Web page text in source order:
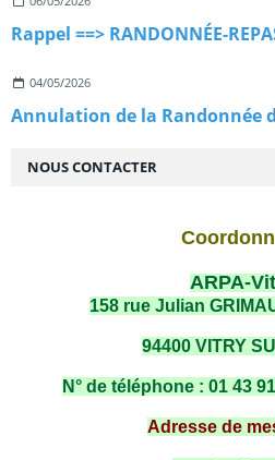
Rappel ==> RANDONNÉE-
04/05/2026
NOUS CONTACTER
ARPA-
158 rue Julian
94400 VITRY
N° de téléphone : 01 43
Adresse de